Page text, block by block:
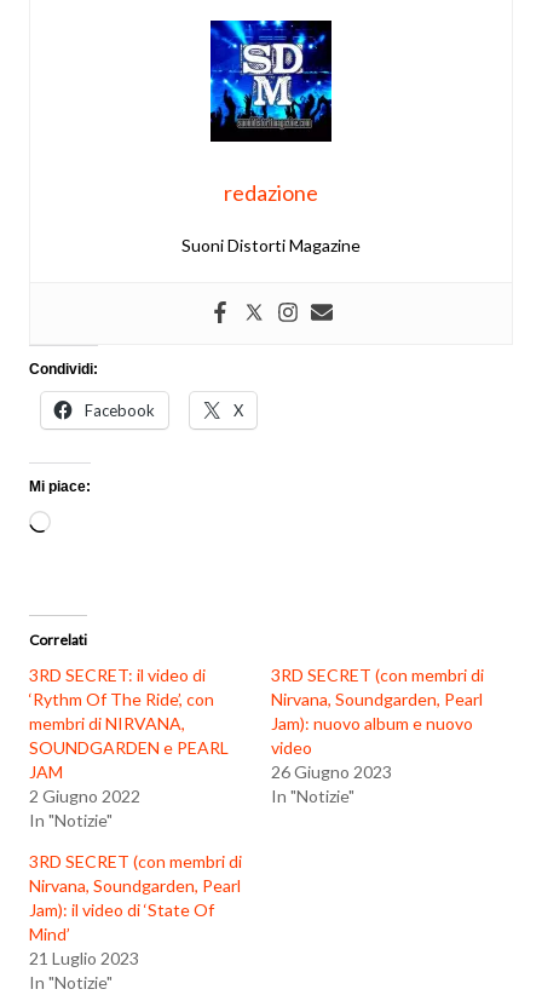
redazione
Suoni Distorti Magazine
Condividi:
Facebook X
Mi piace:
Caricamento
Correlati
3RD SECRET: il video di
‘Rythm Of The Ride’, con
membri di NIRVANA,
SOUNDGARDEN e PEARL
JAM
2 Giugno 2022
In "Notizie"
3RD SECRET (con membri di
Nirvana, Soundgarden, Pearl
Jam): nuovo album e nuovo
video
26 Giugno 2023
In "Notizie"
3RD SECRET (con membri di
Nirvana, Soundgarden, Pearl
Jam): il video di ‘State Of
Mind’
21 Luglio 2023
In "Notizie"